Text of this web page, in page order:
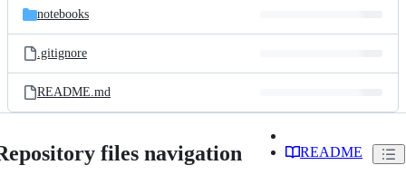
notebooks
.gitignore
README.md
files navigation README